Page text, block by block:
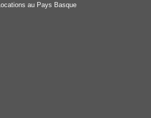
Locations au Pays Basque